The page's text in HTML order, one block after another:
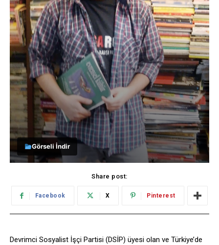
Görseli İndir
Share post:
Facebook X Pinterest
Devrimci Sosyalist İşçi Partisi (DSİP) üyesi olan ve Türkiye’de